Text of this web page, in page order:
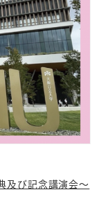
及び記念講演会～